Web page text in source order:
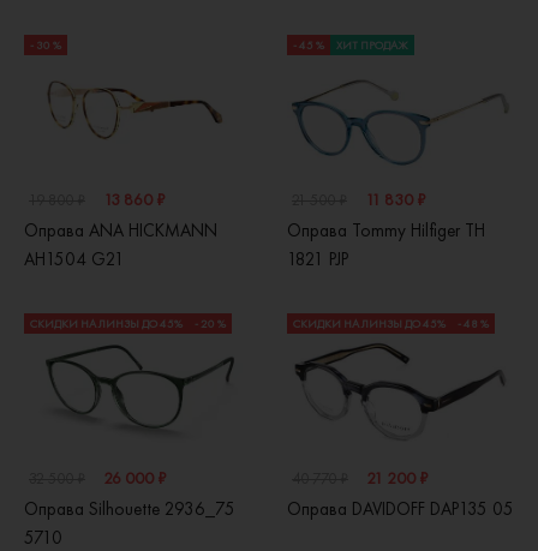
- 30 %
13 860 ₽
Оправа ANA HICKMANN
AH1504 G21
- 45 % ХИТ ПРОДАЖ
11 830 ₽
Оправа Tommy Hilfiger TH
1821 PJP
СКИДКИ НА ЛИНЗЫ ДО 45% - 20 %
26 000 ₽
Оправа Silhouette 2936_75
5710
СКИДКИ НА ЛИНЗЫ ДО 45% - 48 %
21 200 ₽
Оправа DAVIDOFF DAP135 05